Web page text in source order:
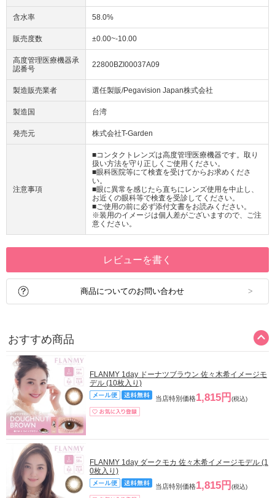
含水率 58.0%
販売度数 ±0.00~-10.00
高度管理医療機器承
認番号
22800BZI00037A09
製造販売業者 選任製販/Pegavision Japan株式会社
製造国 台湾
発売元 株式会社T-Garden
注意事項
■コンタクトレンズは高度管理医療機器です。取り
扱い方法を守り正しくご使用ください。
■眼科医院等にて検査を受けてからお求めくださ
い。
■眼に異常を感じたら直ちにレンズ使用を中止し、
お近くの眼科等で検査を受診してください。
■ご使用の前に必ず添付文書をお読みください。
※装用のイメージは個人差がございますので、ご注
意ください。
レビューを書く
商品についてのお問い合わせ
おすすめ商品
FLANMY 1day ドーナツブラウン 佐々木希イメージモ
デル (10枚入り)
当店特別価格1,815円 (税込)
FLANMY 1day ダークモカ 佐々木希イメージモデル (1
0枚入り)
当店特別価格1,815円 (税込)